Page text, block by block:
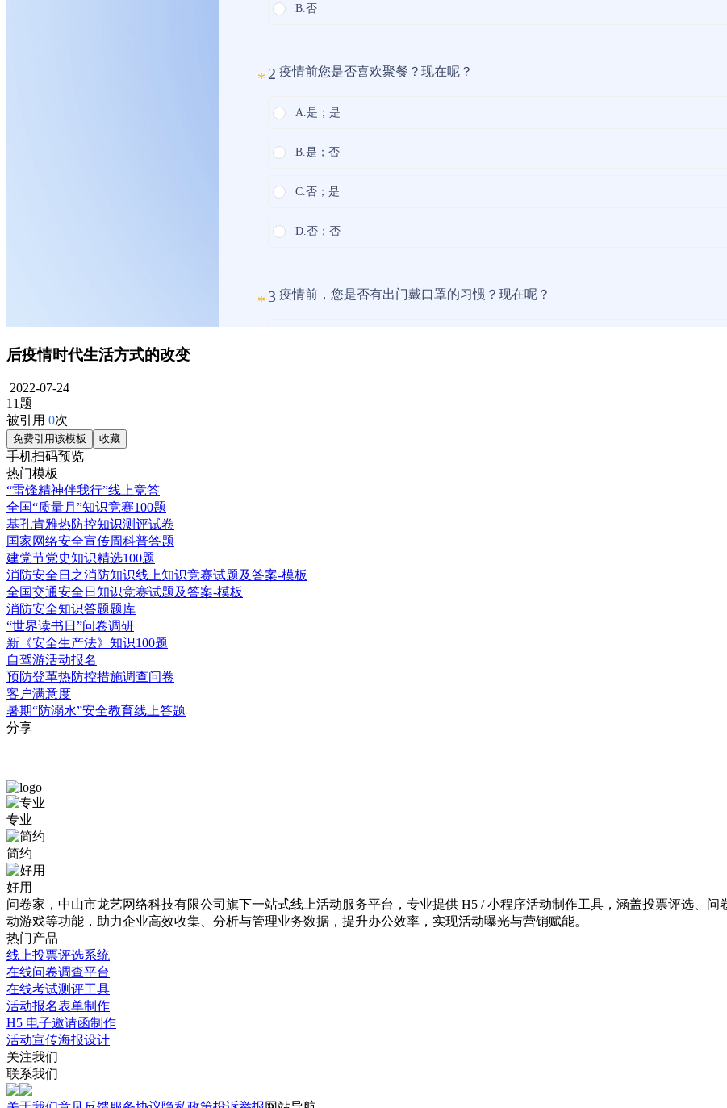
后疫情时代生活方式的改变
2022-07-24
11题
被引用 0次
免费引用该模板 收藏
手机扫码预览
热门模板
“雷锋精神伴我行”线上竞答
全国“质量月”知识竞赛100题
基孔肯雅热防控知识测评试卷
国家网络安全宣传周科普答题
建党节党史知识精选100题
消防安全日之消防知识线上知识竞赛试题及答案-模板
全国交通安全日知识竞赛试题及答案-模板
消防安全知识答题题库
“世界读书日”问卷调研
新《安全生产法》知识100题
自驾游活动报名
预防登革热防控措施调查问卷
客户满意度
暑期“防溺水”安全教育线上答题
分享
免
费
模
板
详
情
介
绍
本
站
提
供
海
后
疫
情
时
代
生
活
方
式
的
改
变
专业
简约
好用
问卷家，中山市龙艺网络科技有限公司旗下一站式线上活动服务平台，专业提供 H5 / 小程序活动制作工具，涵盖投票评选、
动游戏等功能，助力企业高效收集、分析与管理业务数据，提升办公效率，实现活动曝光与营销赋能。
热门产品
线上投票评选系统
在线问卷调查平台
在线考试测评工具
活动报名表单制作
H5 电子邀请函制作
活动宣传海报设计
关注我们
联系我们